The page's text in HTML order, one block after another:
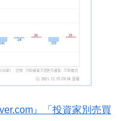
クラ政策室長が告発され
作であり、空前の国政壟
丸刈りになって抗議活
出を異常増加させる ⇒ 中
』「投資家別売買